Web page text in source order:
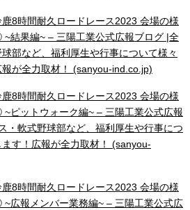
時間耐久ロードレース2023 会場の様
結果編~ – 三陽工業公式広報ブログ |全
部など、福利厚生や行事について様々
が全力取材！ (sanyou-ind.co.jp)
時間耐久ロードレース2023 会場の様
ピットウォーク編~ – 三陽工業公式広報
・軟式野球部など、福利厚生や行事につ
す！広報が全力取材！ (sanyou-
時間耐久ロードレース2023 会場の様
広報メンバー業務編~ – 三陽工業公式広